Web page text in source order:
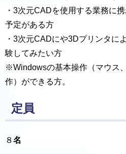
・3次元CADを使用する業務に
予定がある方
・3次元CADにや3Dプリンタに
験してみたい方
※Windowsの基本操作（マウス
作）ができる方。
定員
８名